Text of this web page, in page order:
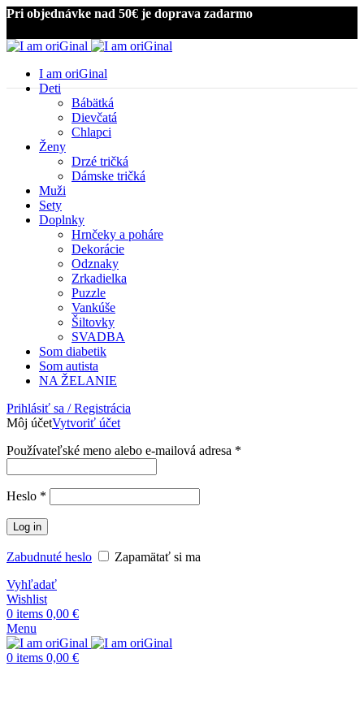
Pri objednávke nad 50€ je doprava zadarmo
I am oriGinal
Deti
Bábätká
Dievčatá
Chlapci
Ženy
Drzé tričká
Dámske tričká
Muži
Sety
Doplnky
Hrnčeky a poháre
Dekorácie
Odznaky
Zrkadielka
Puzzle
Vankúše
Šiltovky
SVADBA
Som diabetik
Som autista
NA ŽELANIE
Prihlásiť sa / Registrácia
Môj účetVytvoriť účet
Používateľské meno alebo e-mailová adresa *
Heslo *
Log in
Zabudnuté heslo
Zapamätať si ma
Vyhľadať
Wishlist
0 items 0,00 €
Menu
0 items 0,00 €